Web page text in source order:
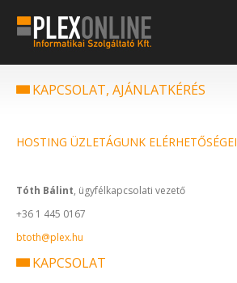
KAPCSOLAT, AJÁNLATKÉRÉS
HOSTING ÜZLETÁGUNK ELÉRHETŐSÉGEI
Tóth Bálint, ügyfélkapcsolati vezető
+36 1 445 0167
btoth@plex.hu
KAPCSOLAT